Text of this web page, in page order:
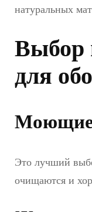
натуральных
Выбор
для
Это лучший
очищаются и